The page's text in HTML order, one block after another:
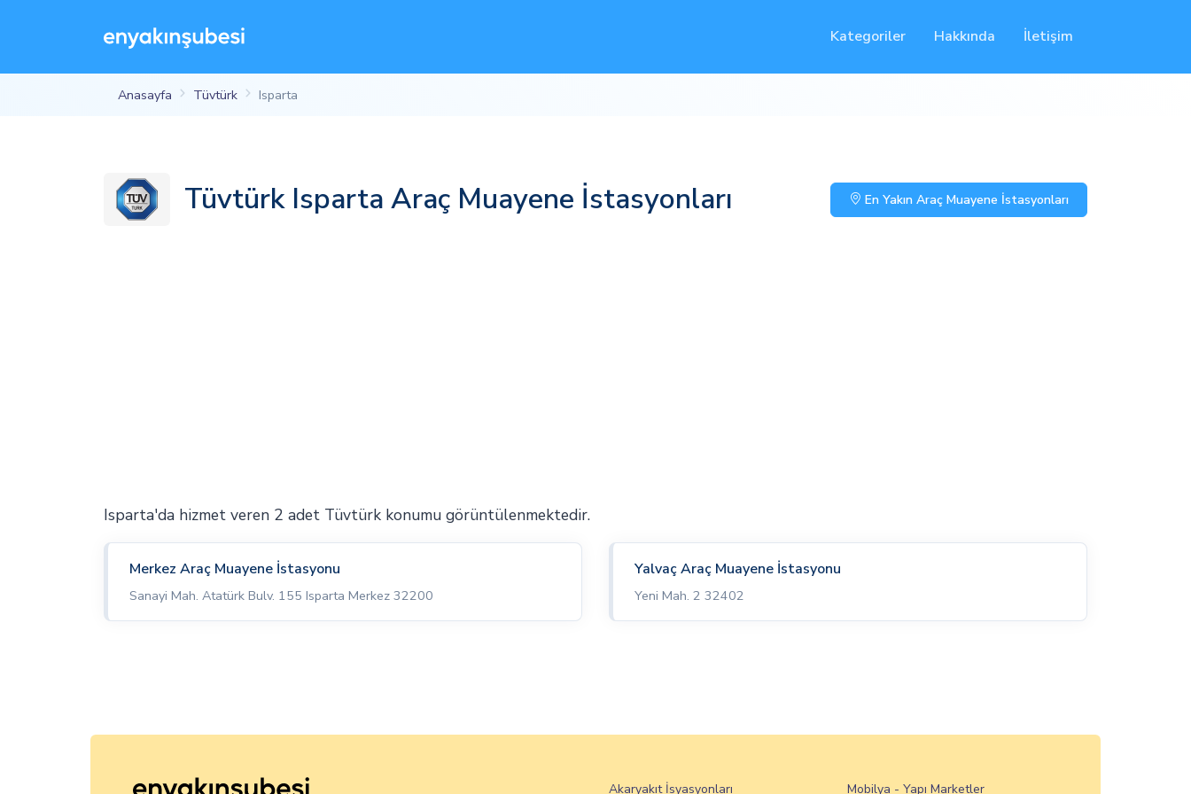
Kategoriler Hakkında İletişim
Anasayfa Tüvtürk Isparta
Tüvtürk Isparta Araç Muayene İstasyonları En Yakın Araç Muayene İstasyonları
Isparta'da hizmet veren 2 adet Tüvtürk konumu görüntülenmektedir.
Merkez Araç Muayene İstasyonu
Sanayi Mah. Atatürk Bulv. 155 Isparta Merkez 32200
Yalvaç Araç Muayene İstasyonu
Yeni Mah. 2 32402
Akaryakıt İsyasyonları Mobilya - Yapı Marketler